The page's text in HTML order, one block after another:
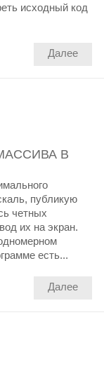
исходный код
Далее
В
публикую
четных
их на экран.
есть...
Далее